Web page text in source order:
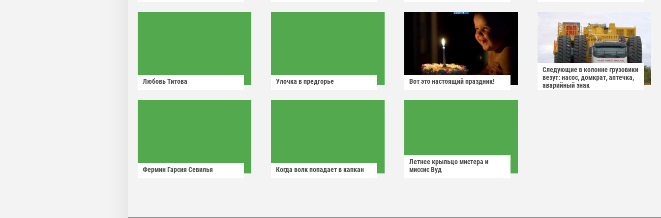
Любовь Титова Улочка в предгорье Вот это настоящий праздник!
Следующие в колонне грузовики
везут: насос, домкрат, аптечка,
аварийный знак
Фермин Гарсия Севилья Когда волк попадает в капкан
Летнее крыльцо мистера и
миссис Вуд